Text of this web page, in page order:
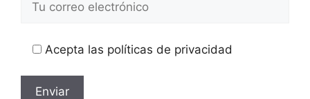
Acepta las políticas de privacidad